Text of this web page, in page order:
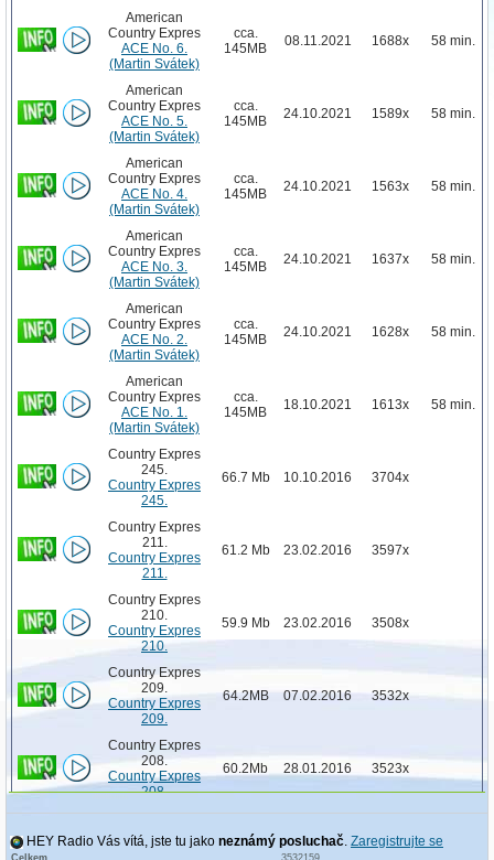
American
Country Expres
ACE No. 6.
(Martin Svátek)
cca.
145MB
08.11.2021 1688x 58 min.
American
Country Expres
ACE No. 5.
(Martin Svátek)
cca.
145MB
24.10.2021 1589x 58 min.
American
Country Expres
ACE No. 4.
(Martin Svátek)
cca.
145MB
24.10.2021 1563x 58 min.
American
Country Expres
ACE No. 3.
(Martin Svátek)
cca.
145MB
24.10.2021 1637x 58 min.
American
Country Expres
ACE No. 2.
(Martin Svátek)
cca.
145MB
24.10.2021 1628x 58 min.
American
Country Expres
ACE No. 1.
(Martin Svátek)
cca.
145MB
18.10.2021 1613x 58 min.
Country Expres
245.
Country Expres
245.
66.7 Mb 10.10.2016 3704x
Country Expres
211.
Country Expres
211.
61.2 Mb 23.02.2016 3597x
Country Expres
210.
Country Expres
210.
59.9 Mb 23.02.2016 3508x
Country Expres
209.
Country Expres
209.
64.2MB 07.02.2016 3532x
Country Expres
208.
Country Expres
208.
60.2Mb 28.01.2016 3523x
Country expres
110.
Country expres
66MB 13.01.2015 4238x
HEY Radio Vás vítá, jste tu jako neznámý posluchač. Zaregistrujte se
Celkem 3532159